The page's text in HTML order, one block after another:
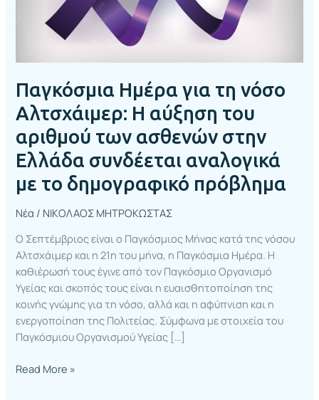
Παγκόσμια Ημέρα για τη νόσο
Αλτσχάιμερ: Η αύξηση του
αριθμού των ασθενών στην
Ελλάδα συνδέεται αναλογικά
με το δημογραφικό πρόβλημα
Νέα / ΝΙΚΟΛΑΟΣ ΜΗΤΡΟΚΩΣΤΑΣ
Ο Σεπτέμβριος είναι ο Παγκόσμιος Μήνας κατά της νόσου
Αλτσχάιμερ και η 21η του μήνα, η Παγκόσμια Ημέρα. Η
καθιέρωσή τους έγινε από τον Παγκόσμιο Οργανισμό
Υγείας και σκοπός τους είναι η ευαισθητοποίηση της
κοινής γνώμης για τη νόσο, αλλά και η αφύπνιση και η
ενεργοποίηση της Πολιτείας. Σύμφωνα με στοιχεία του
Παγκόσμιου Οργανισμού Υγείας […]
αριθμού
ασθενών
Ελλάδα
συνδέεται
αναλογικά
με
το
δημογραφικό
πρόβλημα
Read More »